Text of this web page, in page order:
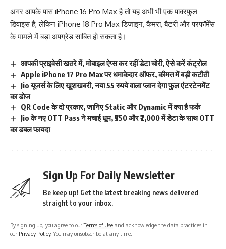
अगर आपके पास iPhone 16 Pro Max है तो यह अभी भी एक पावरफुल
डिवाइस है, लेकिन iPhone 18 Pro Max डिजाइन, कैमरा, बैटरी और परफॉर्मेंस
के मामले में बड़ा अपग्रेड साबित हो सकता है।
आपकी प्राइवेसी खतरे में, मोबाइल ऐप्स कर रहीं डेटा चोरी, ऐसे करें कंट्रोल
Apple iPhone 17 Pro Max पर धमाकेदार ऑफर, कीमत में बड़ी कटौती
Jio यूजर्स के लिए खुशखबरी, नया 55 रुपये वाला प्लान देगा फुल एंटरटेनमेंट
का डोज
QR Code के दो प्रकार, जानिए Static और Dynamic में क्या है फर्क
Jio के नए OTT Pass ने मचाई धूम, ₹550 और ₹2,000 में डेटा के साथ OTT
का डबल फायदा
Sign Up For Daily Newsletter
Be keep up! Get the latest breaking news delivered
straight to your inbox.
By signing up, you agree to ourTerms of Use and acknowledge the data practices in
our Privacy Policy. You may unsubscribe at any time.